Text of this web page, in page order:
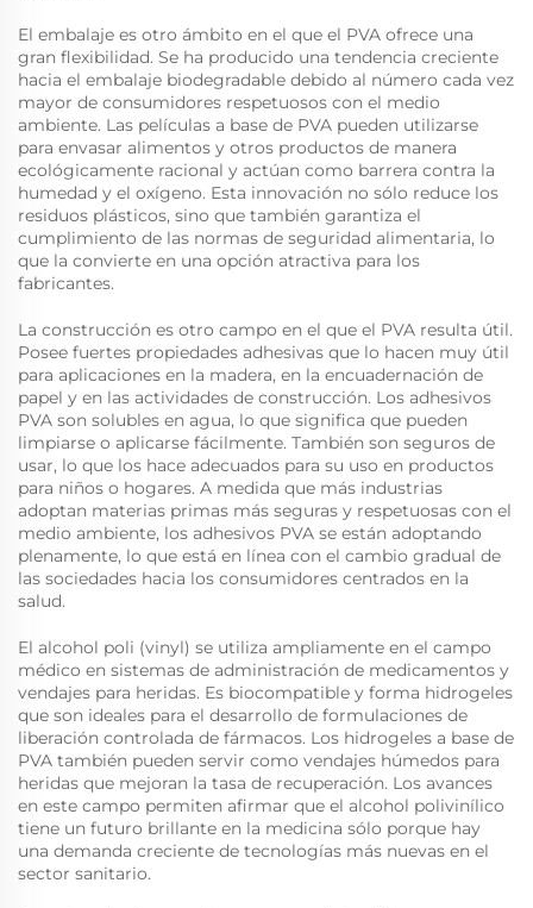
El embalaje es otro ámbito en el que el PVA ofrece una
gran flexibilidad. Se ha producido una tendencia creciente
hacia el embalaje biodegradable debido al número cada vez
mayor de consumidores respetuosos con el medio
ambiente. Las películas a base de PVA pueden utilizarse
para envasar alimentos y otros productos de manera
ecológicamente racional y actúan como barrera contra la
humedad y el oxígeno. Esta innovación no sólo reduce los
residuos plásticos, sino que también garantiza el
cumplimiento de las normas de seguridad alimentaria, lo
que la convierte en una opción atractiva para los
fabricantes.
La construcción es otro campo en el que el PVA resulta útil.
Posee fuertes propiedades adhesivas que lo hacen muy útil
para aplicaciones en la madera, en la encuadernación de
papel y en las actividades de construcción. Los adhesivos
PVA son solubles en agua, lo que significa que pueden
limpiarse o aplicarse fácilmente. También son seguros de
usar, lo que los hace adecuados para su uso en productos
para niños o hogares. A medida que más industrias
adoptan materias primas más seguras y respetuosas con el
medio ambiente, los adhesivos PVA se están adoptando
plenamente, lo que está en línea con el cambio gradual de
las sociedades hacia los consumidores centrados en la
salud.
El alcohol poli (vinyl) se utiliza ampliamente en el campo
médico en sistemas de administración de medicamentos y
vendajes para heridas. Es biocompatible y forma hidrogeles
que son ideales para el desarrollo de formulaciones de
liberación controlada de fármacos. Los hidrogeles a base de
PVA también pueden servir como vendajes húmedos para
heridas que mejoran la tasa de recuperación. Los avances
en este campo permiten afirmar que el alcohol polivinílico
tiene un futuro brillante en la medicina sólo porque hay
una demanda creciente de tecnologías más nuevas en el
sector sanitario.